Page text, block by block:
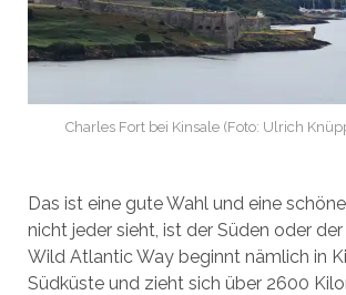
Charles Fort bei Kinsale (Foto: Ulrich
Das ist eine gute Wahl und eine schöne
nicht jeder sieht, ist der Süden oder
Wild Atlantic Way beginnt nämlich in
Südküste und zieht sich über 2600